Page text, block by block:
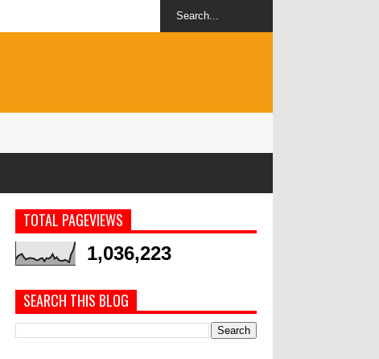
TOTAL PAGEVIEWS
1,036,223
SEARCH THIS BLOG